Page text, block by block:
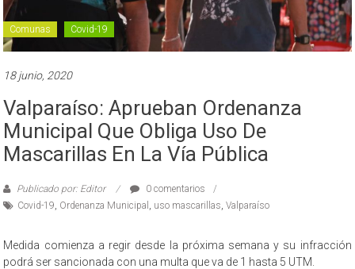
Comunas Covid-19
18 junio, 2020
Valparaíso: Aprueban Ordenanza
Municipal Que Obliga Uso De
Mascarillas En La Vía Pública
Publicado por: Editor
0 comentarios
Covid-19, Ordenanza Municipal , uso mascarillas,Valparaíso
Medida comienza a regir desde la próxima semana y su infracción
podrá ser sancionada con una multa que va de 1 hasta 5 UTM.